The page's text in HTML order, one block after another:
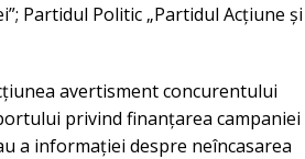
Partidul Politic „Partidul Acțiune și
avertisment concurentului
privind finanțarea campaniei
a informației despre neîncasarea